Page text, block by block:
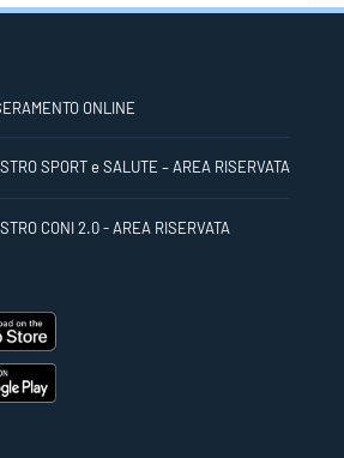
ONLINE
SPORT e SALUTE – AREA RISERVATA
CONI 2.0 - AREA RISERVATA